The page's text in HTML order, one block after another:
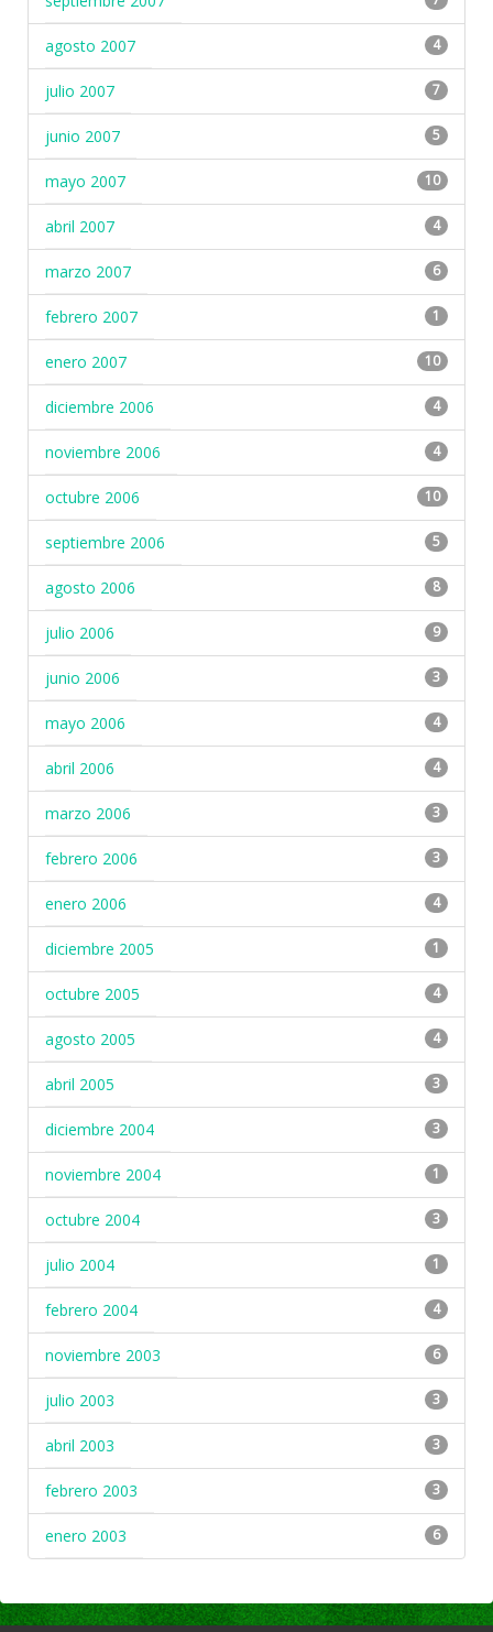
agosto 2007 4
julio 2007 7
junio 2007 5
mayo 2007 10
abril 2007 4
marzo 2007 6
febrero 2007 1
enero 2007 10
diciembre 2006 4
noviembre 2006 4
octubre 2006 10
septiembre 2006 5
agosto 2006 8
julio 2006 9
junio 2006 3
mayo 2006 4
abril 2006 4
marzo 2006 3
febrero 2006 3
enero 2006 4
diciembre 2005 1
octubre 2005 4
agosto 2005 4
abril 2005 3
diciembre 2004 3
noviembre 2004 1
octubre 2004 3
julio 2004 1
febrero 2004 4
noviembre 2003 6
julio 2003 3
abril 2003 3
febrero 2003 3
enero 2003 6